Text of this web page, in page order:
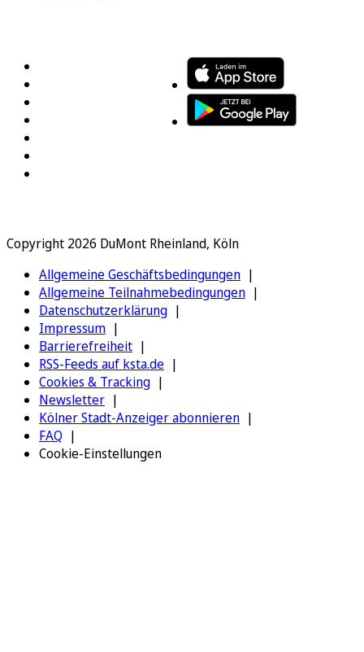
Copyright 2026 DuMont Rheinland, Köln
Allgemeine Geschäftsbedingungen
Allgemeine Teilnahmebedingungen
Datenschutzerklärung
Impressum
Barrierefreiheit
RSS-Feeds auf ksta.de
Cookies & Tracking
Newsletter
Kölner Stadt-Anzeiger abonnieren
FAQ
Cookie-Einstellungen